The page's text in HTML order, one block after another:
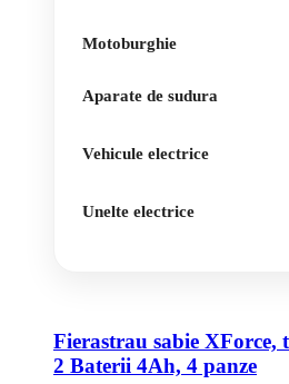
Motoburghie
Aparate de sudura
Vehicule electrice
Unelte electrice
Fierastrau sabie XForce,
2 Baterii 4Ah, 4 panze